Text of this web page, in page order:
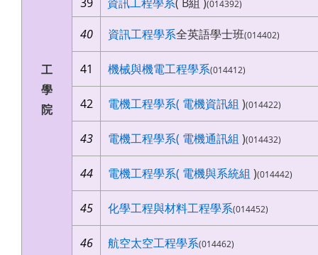
工
學
院
(014392)
40 資訊工程學系全英語學士班(014402)
41 機械與機電工程學系(014412)
42 電機工程學系( 電機資訊組 )(014422)
43 電機工程學系( 電機通訊組 )(014432)
44 電機工程學系( 電機與系統組 )(014442)
45 化學工程與材料工程學系(014452)
46 航空太空工程學系(014462)